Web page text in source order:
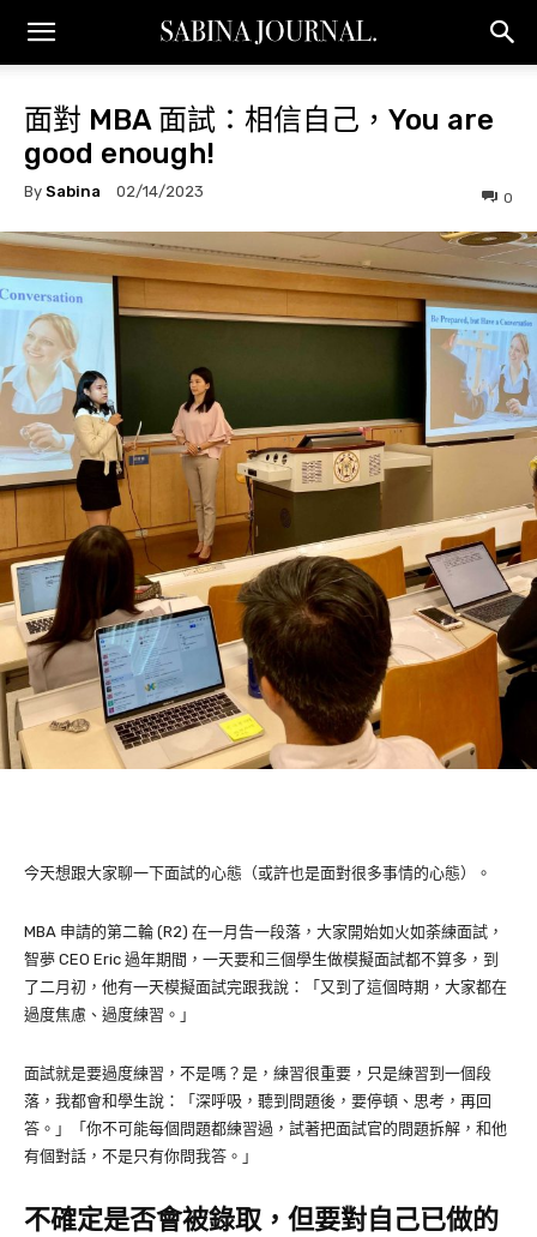
面對 MBA 面試：相信自己，You are
good enough!
By Sabina 02/14/2023 0
今天想跟大家聊一下面試的心態（或許也是面對很多事情的心態）。
MBA 申請的第二輪 (R2) 在一月告一段落，大家開始如火如荼練面試，
智夢 CEO Eric 過年期間，一天要和三個學生做模擬面試都不算多，到
了二月初，他有一天模擬面試完跟我說：「又到了這個時期，大家都在
過度焦慮、過度練習。」
面試就是要過度練習，不是嗎？是，練習很重要，只是練習到一個段
落，我都會和學生說：「深呼吸，聽到問題後，要停頓、思考，再回
答。」「你不可能每個問題都練習過，試著把面試官的問題拆解，和他
有個對話，不是只有你問我答。」
不確定是否會被錄取，但要對自己已做的